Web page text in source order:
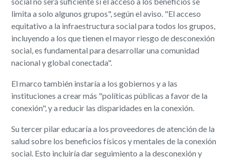
limita a solo algunos grupos", según el aviso. "El acceso
equitativo a la infraestructura social para todos los grupos,
incluyendo a los que tienen el mayor riesgo de desconexión
social, es fundamental para desarrollar una comunidad
nacional y global conectada".
El marco también instaría a los gobiernos y a las
instituciones a crear más "políticas públicas a favor de la
conexión", y a reducir las disparidades en la conexión.
Su tercer pilar educaría a los proveedores de atención de la
salud sobre los beneficios físicos y mentales de la conexión
social. Esto incluiría dar seguimiento a la desconexión y